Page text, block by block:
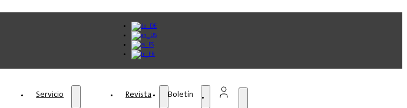
Servicio Revista Boletín